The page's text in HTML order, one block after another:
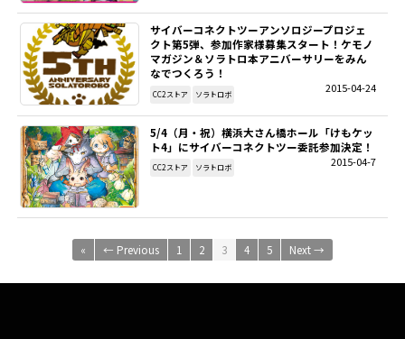
サイバーコネクトツーアンソロジープロジェ
クト第5弾、参加作家様募集スタート！ケモノ
マガジン＆ソラトロ本アニバーサリーをみん
なでつくろう！
2015-04-24
CC2ストア ソラトロボ
5/4（月・祝）横浜大さん橋ホール「けもケッ
ト4」にサイバーコネクトツー委託参加決定！
2015-04-7
CC2ストア ソラトロボ
« ← Previous 1 2 3 4 5 Next →